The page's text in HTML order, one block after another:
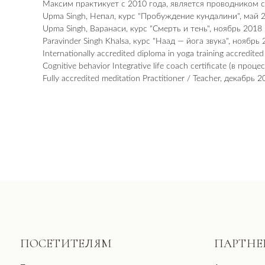
Максим практикует с 2010 года, является проводником
Upma Singh, Непал, курс "Пробуждение кундалини", май
Upma Singh, Варанаси, курс "Смерть и тень", ноябрь 2018
Paravinder Singh Khalsa, курс "Наад — йога звука", ноябрь
Internationally accredited diploma in yoga training
Cognitive behavior Integrative life coach certificate (в
Fully accredited meditation Practitioner / Teacher, декабрь
ПОСЕТИТЕЛЯМ ПАРТНЕРАМ
Пространство Аренда
Юридический адрес: 123100,
Черногрязская, д. 6, к. 1, ЖК